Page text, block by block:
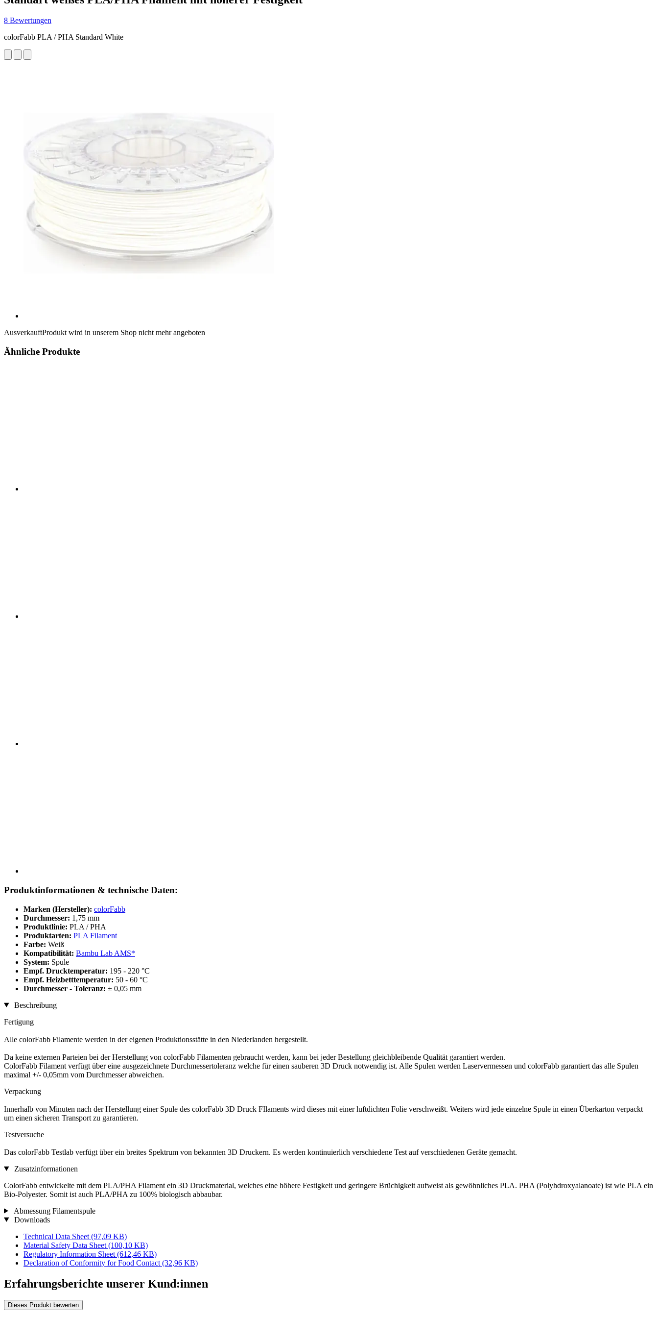
8 Bewertungen
colorFabb PLA / PHA Standard White
AusverkauftProdukt wird in unserem Shop nicht mehr angeboten
Ähnliche Produkte
Produktinformationen & technische Daten:
Marken (Hersteller): colorFabb
Durchmesser: 1,75 mm
Produktlinie: PLA / PHA
Produktarten: PLA Filament
Farbe: Weiß
Kompatibilität: Bambu Lab AMS*
System: Spule
Empf. Drucktemperatur: 195 - 220 °C
Empf. Heizbetttemperatur: 50 - 60 °C
Durchmesser - Toleranz: ± 0,05 mm
Beschreibung
Fertigung
Alle colorFabb Filamente werden in der eigenen Produktionsstätte in den Niederlanden hergestellt.
Da keine externen Parteien bei der Herstellung von colorFabb Filamenten gebraucht werden, kann bei jeder Bestellung gleichbleibende Qualität garantiert werden.
ColorFabb Filament verfügt über eine ausgezeichnete Durchmessertoleranz welche für einen sauberen 3D Druck notwendig ist. Alle Spulen werden Laservermessen und colorFabb garantiert das alle Spulen
maximal +/- 0,05mm vom Durchmesser abweichen.
Verpackung
Innerhalb von Minuten nach der Herstellung einer Spule des colorFabb 3D Druck FIlaments wird dieses mit einer luftdichten Folie verschweißt. Weiters wird jede einzelne Spule in einen Überkarton verpackt
um einen sicheren Transport zu garantieren.
Testversuche
Das colorFabb Testlab verfügt über ein breites Spektrum von bekannten 3D Druckern. Es werden kontinuierlich verschiedene Test auf verschiedenen Geräte gemacht.
Zusatzinformationen
ColorFabb entwickelte mit dem PLA/PHA Filament ein 3D Druckmaterial, welches eine höhere Festigkeit und geringere Brüchigkeit aufweist als gewöhnliches PLA. PHA (Polyhdroxyalanoate) ist wie PLA ein
Bio-Polyester. Somit ist auch PLA/PHA zu 100% biologisch abbaubar.
Abmessung Filamentspule
Downloads
Technical Data Sheet (97,09 KB)
Material Safety Data Sheet (100,10 KB)
Regulatory Information Sheet (612,46 KB)
Declaration of Conformity for Food Contact (32,96 KB)
Erfahrungsberichte unserer Kund:innen
Dieses Produkt bewerten